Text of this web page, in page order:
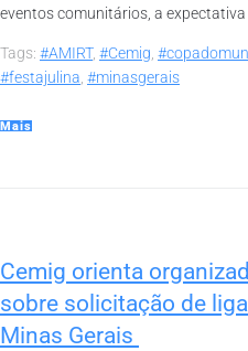
eventos comunitários, a
Tags: #AMIRT, #Cemig,
#festajulina, #minasgerais
Mais
Cemig orienta
sobre solicitação de
Minas Gerais